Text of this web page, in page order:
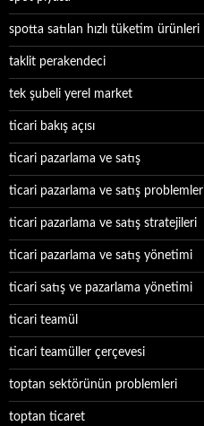
spotta satılan hızlı tüketim ürünleri
taklit perakendeci
tek şubeli yerel market
ticari bakış açısı
ticari pazarlama ve satış
ticari pazarlama ve satış
ticari pazarlama ve satış stratejileri
ticari pazarlama ve satış yönetimi
ticari satış ve pazarlama yönetimi
ticari teamül
ticari teamüller çerçevesi
toptan sektörünün problemleri
toptan ticaret